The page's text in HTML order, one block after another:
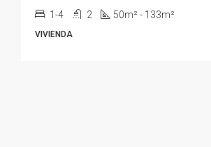
1-4 2 50m² - 133m²
VIVIENDA